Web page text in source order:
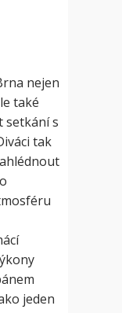
nejen
také
setkání s
tak
jeden